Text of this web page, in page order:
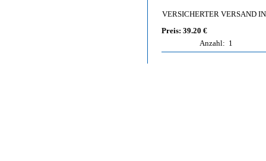
VERSICHERTER VERSAND
Preis: 39.20 €
Anzahl: 1